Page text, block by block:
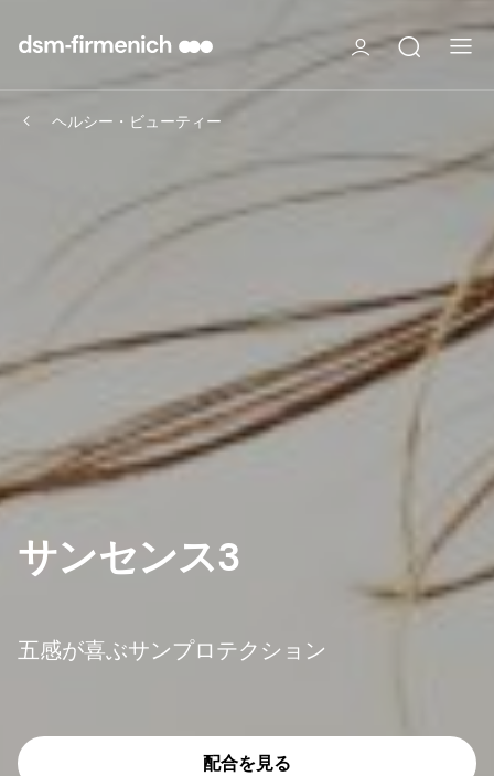
ヘルシー・ビューティー
サンセンス3
五感が喜ぶサンプロテクション
配合を見る